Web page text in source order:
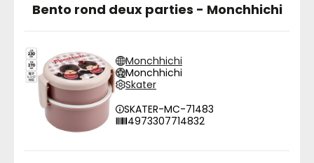
Bento rond deux parties - Monchhichi
Monchhichi
Monchhichi
Skater
SKATER-MC-71483
4973307714832